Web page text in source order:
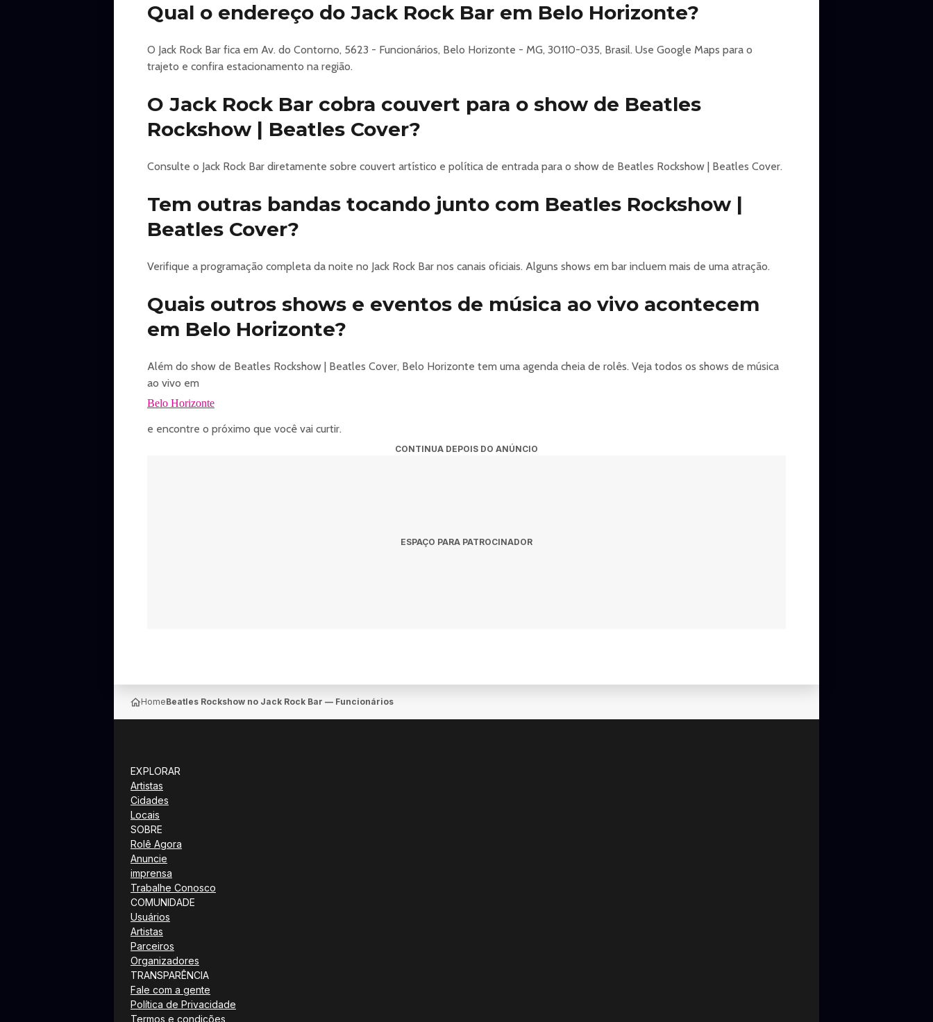
Qual o endereço do Jack Rock Bar em Belo Horizonte?
O Jack Rock Bar fica em Av. do Contorno, 5623 - Funcionários, Belo Horizonte - MG, 30110-035, Brasil. Use Google Maps para o
trajeto e confira estacionamento na região.
O Jack Rock Bar cobra couvert para o show de Beatles
Rockshow | Beatles Cover?
Consulte o Jack Rock Bar diretamente sobre couvert artístico e política de entrada para o show de Beatles Rockshow | Beatles Cover.
Tem outras bandas tocando junto com Beatles Rockshow |
Beatles Cover?
Verifique a programação completa da noite no Jack Rock Bar nos canais oficiais. Alguns shows em bar incluem mais de uma atração.
Quais outros shows e eventos de música ao vivo acontecem
em Belo Horizonte?
Além do show de Beatles Rockshow | Beatles Cover, Belo Horizonte tem uma agenda cheia de rolês. Veja todos os shows de música
ao vivo em
Belo Horizonte
e encontre o próximo que você vai curtir.
CONTINUA DEPOIS DO ANÚNCIO
ESPAÇO PARA PATROCINADOR
HomeBeatles Rockshow no Jack Rock Bar — Funcionários
EXPLORAR
Artistas
Cidades
Locais
SOBRE
Rolê Agora
Anuncie
imprensa
Trabalhe Conosco
COMUNIDADE
Usuários
Artistas
Parceiros
Organizadores
TRANSPARÊNCIA
Fale com a gente
Política de Privacidade
Termos e condições